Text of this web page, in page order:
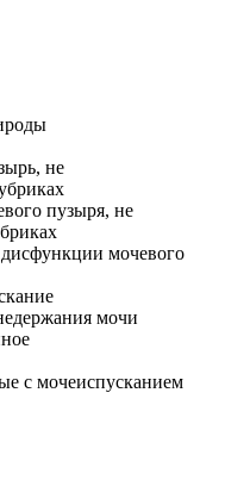
не
пузыря, не
мочевого
мочи
с мочеиспусканием